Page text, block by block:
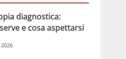
diagnostica:
e cosa aspettarsi